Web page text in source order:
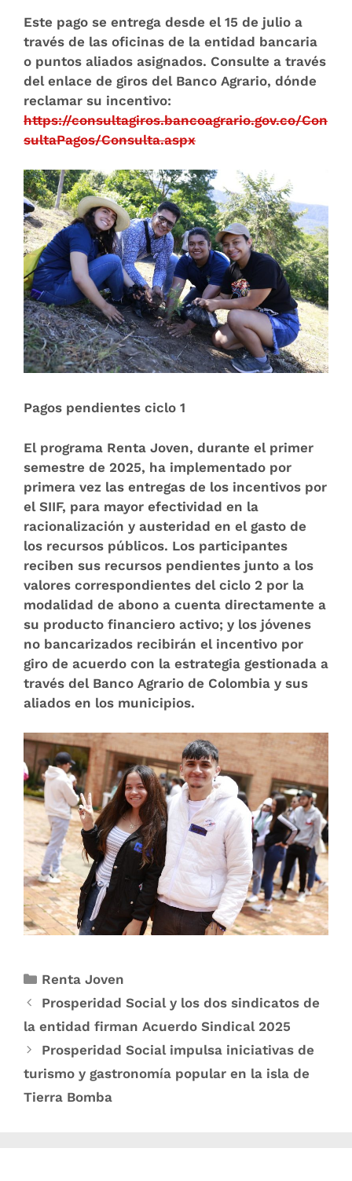
Este pago se entrega desde el 15 de julio a
través de las oficinas de la entidad bancaria
o puntos aliados asignados. Consulte a través
del enlace de giros del Banco Agrario, dónde
reclamar su incentivo:
https://consultagiros.bancoagrario.gov.co/Con
sultaPagos/Consulta.aspx
Pagos pendientes ciclo 1
El programa Renta Joven, durante el primer
semestre de 2025, ha implementado por
primera vez las entregas de los incentivos por
el SIIF, para mayor efectividad en la
racionalización y austeridad en el gasto de
los recursos públicos. Los participantes
reciben sus recursos pendientes junto a los
valores correspondientes del ciclo 2 por la
modalidad de abono a cuenta directamente a
su producto financiero activo; y los jóvenes
no bancarizados recibirán el incentivo por
giro de acuerdo con la estrategia gestionada a
través del Banco Agrario de Colombia y sus
aliados en los municipios.
Renta Joven
Prosperidad Social y los dos sindicatos de
la entidad firman Acuerdo Sindical 2025
Prosperidad Social impulsa iniciativas de
turismo y gastronomía popular en la isla de
Tierra Bomba